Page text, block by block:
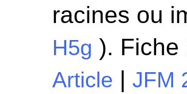
racines ou
H5g ). Fiche
Article |JFM